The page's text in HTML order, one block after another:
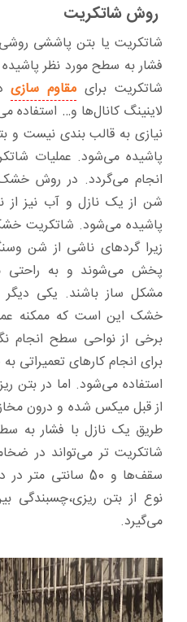
روش شاتکریت
شاتکریت یا بتن پاششی
فشار به سطح مورد نظر
شاتکریت برای مقاوم سازی
لاینینگ کانال‌ها و…
نیازی به قالب بندی نیست و
پاشیده می‌شود. عملیات
انجام می‌گردد. در روش
شن از یک نازل و آب نیز از
پاشیده می‌شود. شاتکریت
زیرا گردهای ناشی از شن
پخش می‌شوند و به راحتی
مشکل ساز باشند. یکی
خشک این است که ممکنه
برخی از نواحی سطح انجام
استفاده می‌شود. اما در بتن
از قبل میکس شده و درون
طریق یک نازل با فشار به
سقف‌ها و 50 سانتی
نوع از بتن ریزی،چسبندگی
می‌گیرد.